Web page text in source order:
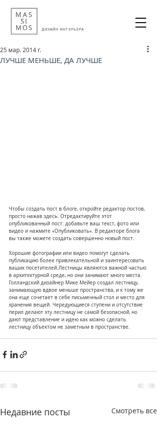
ДИЗАЙН ИНТЕРЬЕРА
ЛУЧШЕ МЕНЬШЕ, ДА ЛУЧШЕ
25 мар. 2014 г.
Чтобы создать пост в блоге, откройте редактор постов,
просто нажав здесь. Отредактируйте этот
опубликованный пост: добавьте ваш текст, фото или
видео и нажмите «Опубликовать». В редакторе блога
вы также можете создать совершенно новый пост.
Хорошие фотографии или видео помогут сделать
публикацию более привлекательной и заинтересовать
ваших посетителей.Лестницы являются важной частью
в архитектурной среде, но они занимают много места.
Голландский дизайнер Мике Мейер создал лестницу,
занимающую вдвое меньше пространства, и к тому же
она еще сочетает в себе письменный стол и место для
хранения вещей. Чередующиеся ступени и отсутствие
перил делают эту лестницу не самой безопасной, но
дают представление и идею как можно сделать
лестницу объектом не заметным в пространстве.
Недавние посты Смотреть все